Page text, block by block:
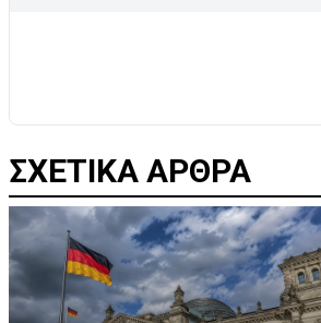
ΣΧΕΤΙΚΑ ΑΡΘΡΑ